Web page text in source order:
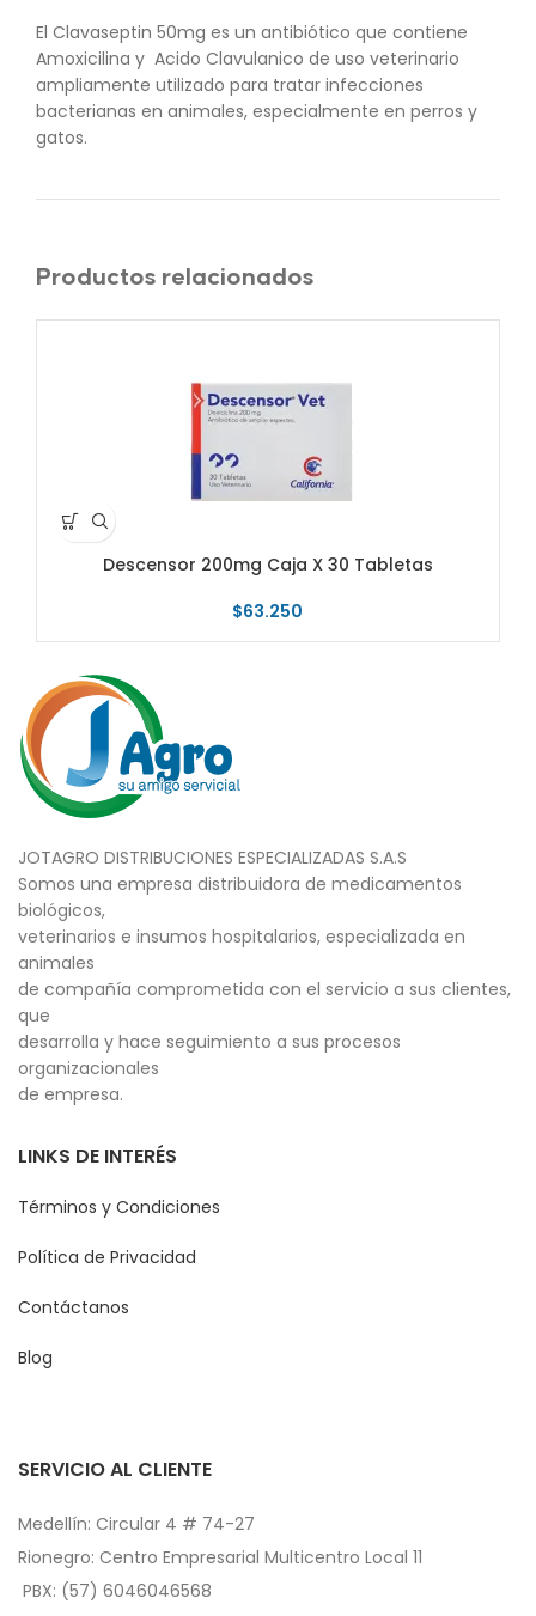
El Clavaseptin 50mg es un antibiótico que contiene
Amoxicilina y Acido Clavulanico de uso veterinario
ampliamente utilizado para tratar infecciones
bacterianas en animales, especialmente en perros y
gatos.
Productos relacionados
Descensor 200mg Caja X 30 Tabletas
$63.250
JOTAGRO DISTRIBUCIONES ESPECIALIZADAS S.A.S
Somos una empresa distribuidora de medicamentos
biológicos,
veterinarios e insumos hospitalarios, especializada en
animales
de compañía comprometida con el servicio a sus clientes,
que
desarrolla y hace seguimiento a sus procesos
organizacionales
de empresa.
LINKS DE INTERÉS
Términos y Condiciones
Política de Privacidad
Contáctanos
Blog
SERVICIO AL CLIENTE
Medellín: Circular 4 # 74-27
Rionegro: Centro Empresarial Multicentro Local 11
PBX: (57) 6046046568